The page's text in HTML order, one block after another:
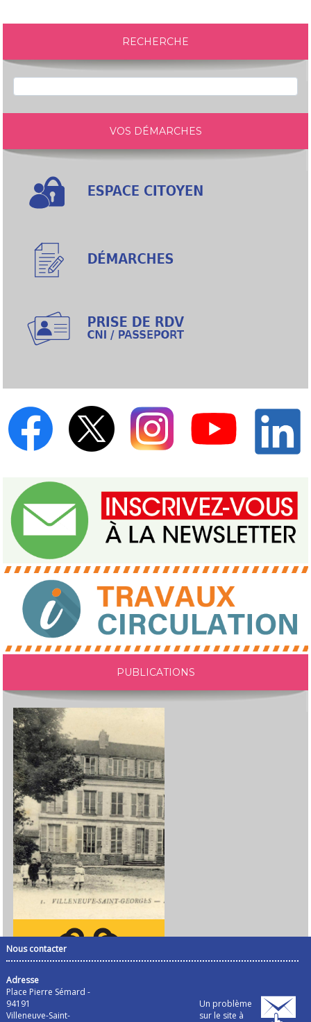
RECHERCHE
VOS DÉMARCHES
PUBLICATIONS
Nous contacter
Adresse
Place Pierre Sémard -
94191
Villeneuve-Saint-
Un problème
sur le site à